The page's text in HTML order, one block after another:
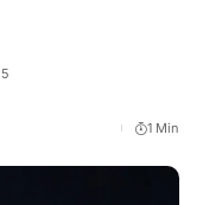
1 Min